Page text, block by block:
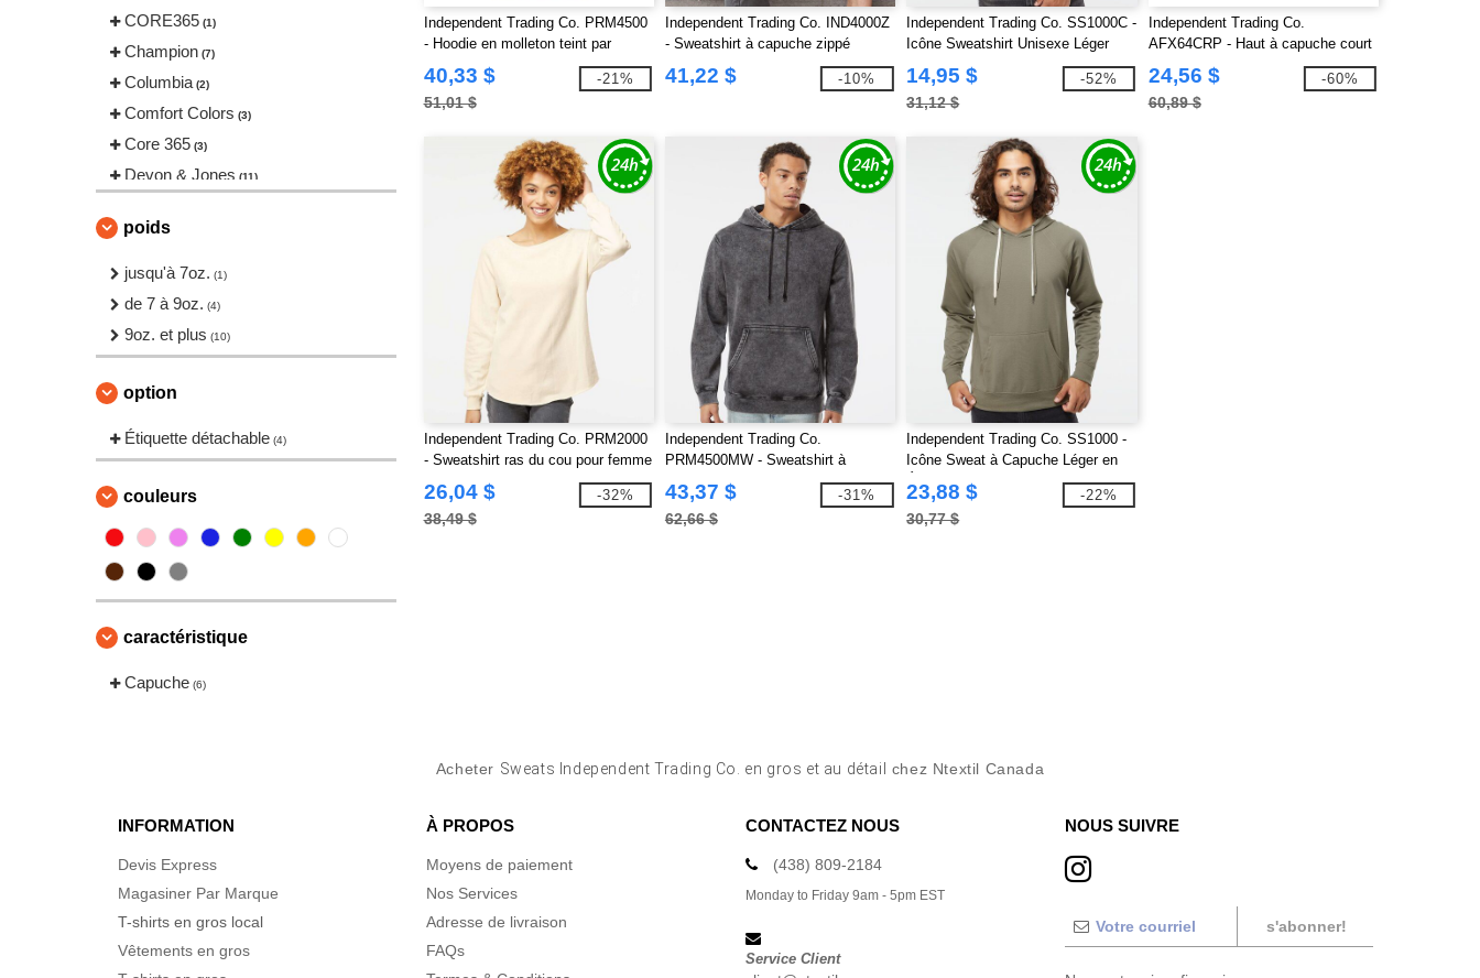
CORE365 (1)
Champion (7)
Columbia (2)
Comfort Colors (3)
Core 365 (3)
Devon & Jones (11)
Harriton
Independent Trading Co.
Jerzees (7)
M&O (4)
Marmot (2)
Next Level
Rabbit Skins
poids
jusqu'à 7oz. (1)
de 7 à 9oz. (4)
9oz. et plus (10)
option
Étiquette détachable (4)
couleurs
caractéristique
Capuche (6)
Independent Trading Co. PRM4500
- Hoodie en molleton teint par
pigment de poids moyen unisexe
40,33 $
51,01 $
-21%
Independent Trading Co. IND4000Z
- Sweatshirt à capuche zippé
intégral
41,22 $ -10%
Independent Trading Co. SS1000C -
Icône Sweatshirt Unisexe Léger
Loopback Terry à Col Rond
14,95 $
31,12 $
-52%
Independent Trading Co.
AFX64CRP - Haut à capuche court
et léger pour femmes
24,56 $
60,89 $
-60%
Independent Trading Co. PRM2000
- Sweatshirt ras du cou pour femme
California Wave Wash
26,04 $
38,49 $
-32%
Independent Trading Co.
PRM4500MW - Sweatshirt à
Capuche Midweight Mineral Wash
43,37 $
62,66 $
-31%
Independent Trading Co. SS1000 -
Icône Sweat à Capuche Léger en
Éponge Boucle pour Unisexe
23,88 $
30,77 $
-22%
Acheter Sweats Independent Trading Co. en gros et au détail chez Ntextil Canada
INFORMATION
Devis Express
Magasiner Par Marque
T-shirts en gros local
Vêtements en gros
À PROPOS
Moyens de paiement
Nos Services
Adresse de livraison
FAQs
CONTACTEZ NOUS
(438) 809-2184
Monday to Friday 9am - 5pm EST
Service Client
NOUS SUIVRE
s'abonner!